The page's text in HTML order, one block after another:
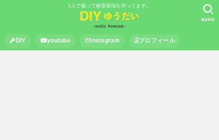
1人で籠って秘密基地を作ってます。
DIY youtube instagram プロフィール
SEARCH